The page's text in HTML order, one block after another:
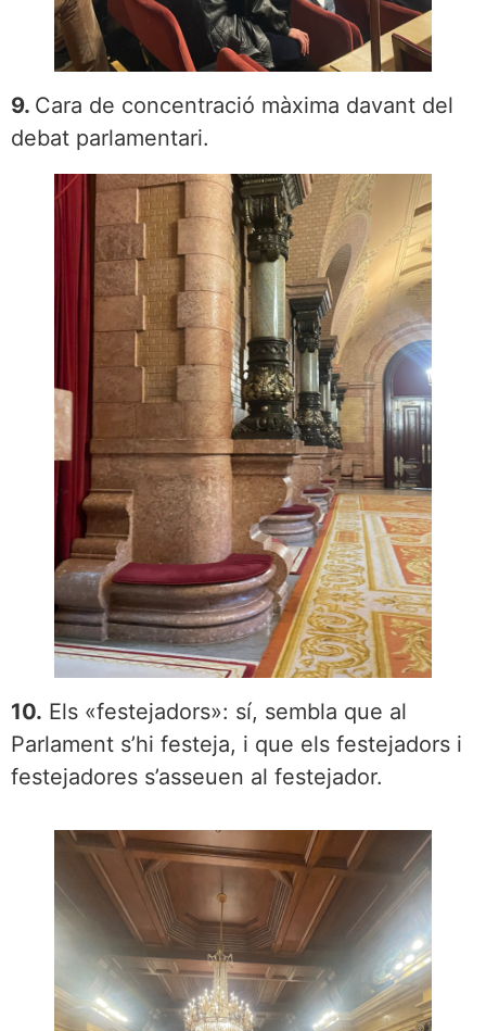
9. Cara de concentració màxima davant del
debat parlamentari.
10. Els «festejadors»: sí, sembla que al
Parlament s’hi festeja, i que els festejadors i
festejadores s’asseuen al festejador.